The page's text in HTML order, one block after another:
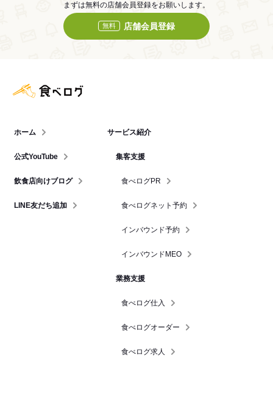
まずは無料の店舗会員登録をお願いします。
無料 店舗会員登録
ホーム
公式YouTube
飲食店向けブログ
LINE友だち追加
サービス紹介
集客支援
食べログPR
食べログネット予約
インバウンド予約
インバウンドMEO
業務支援
食べログ仕入
食べログオーダー
食べログ求人